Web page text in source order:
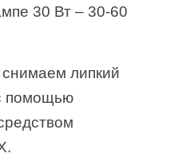
30 Вт – 30-60
липкий
помощью